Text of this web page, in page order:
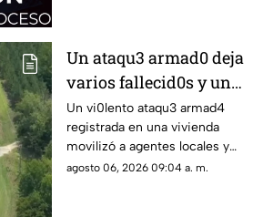
Un ataqu3 armad0 deja
varios fallecid0s y un
herido en una
vivienda: esto es lo que
han confirmado las
autoridades
Un vi0lento ataqu3 armad4
registrada en una vivienda
movilizó a agentes locales y
estatales; se confirman varias
agosto 06, 2026 09:04 a. m.